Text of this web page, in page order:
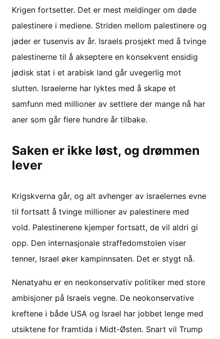
Krigen fortsetter. Det er mest meldinger om døde
palestinere i mediene. Striden mellom palestinere og
jøder er tusenvis av år. Israels prosjekt med å tvinge
palestinerne til å akseptere en konsekvent ensidig
jødisk stat i et arabisk land går uvegerlig mot
slutten. Israelerne har lyktes med å skape et
samfunn med millioner av settlere der mange nå har
aner som går flere hundre år tilbake.
Saken er ikke løst, og drømmen
lever
Krigskverna går, og alt avhenger av israelernes evne
til fortsatt å tvinge millioner av palestinere med
vold. Palestinerene kjemper fortsatt, de vil aldri gi
opp. Den internasjonale straffedomstolen viser
tenner, Israel øker kampinnsaten. Det er stygt nå.
Nenatyahu er en neokonservativ politiker med store
ambisjoner på Israels vegne. De neokonservative
kreftene i både USA og Israel har jobbet lenge med
utsiktene for framtida i Midt-Østen. Snart vil Trump